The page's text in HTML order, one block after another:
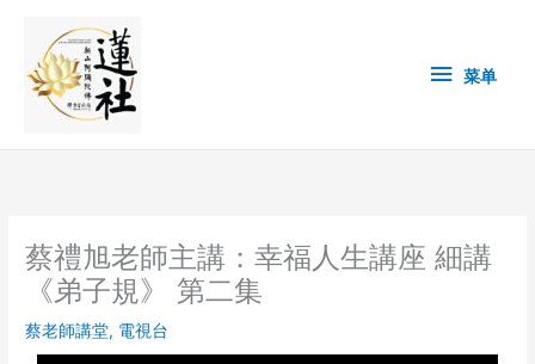
content
单 菜单
蔡禮旭老師主講：幸福人生講座 細講
《弟子規》 第二集
蔡老師講堂, 電視台